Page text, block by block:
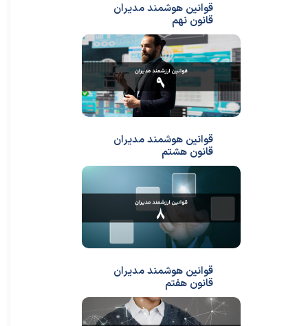
قوانین هوشمند مدیران
قانون نهم
قوانین هوشمند مدیران
قانون هشتم
قوانین هوشمند مدیران
قانون هفتم